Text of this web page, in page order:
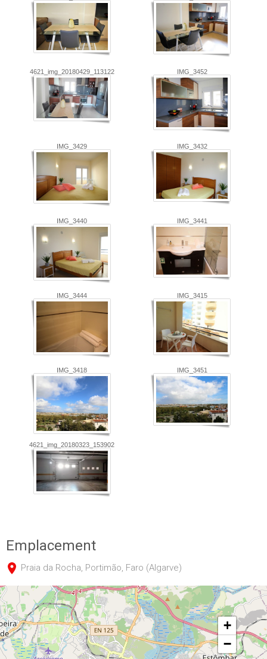
4621_img_20180429_113122 IMG_3452
IMG_3429 IMG_3432
IMG_3440 IMG_3441
IMG_3444 IMG_3415
IMG_3418 IMG_3451
4621_img_20180323_153902
Emplacement
Praia da Rocha, Portimão, Faro (Algarve)
+
−